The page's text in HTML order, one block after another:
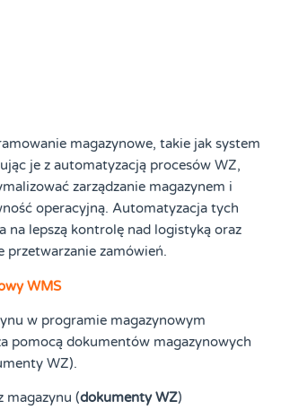
magazynowe, takie jak system
je z automatyzacją procesów WZ,
zarządzanie magazynem i
operacyjną. Automatyzacja tych
na lepszą kontrolę nad logistyką oraz
przetwarzanie zamówień.
WMS
w programie magazynowym
pomocą dokumentów magazynowych
WZ).
magazynu (dokumenty WZ)